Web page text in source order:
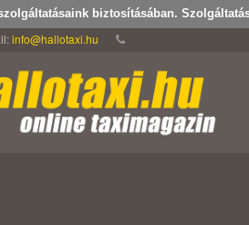
biztosításában.
info@hallotaxi.hu